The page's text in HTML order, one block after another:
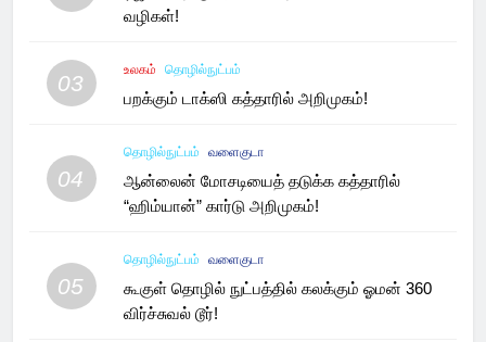
வழிகள்!
03
உலகம் தொழில்நுட்பம்
பறக்கும் டாக்ஸி கத்தாரில் அறிமுகம்!
04
தொழில்நுட்பம் வளைகுடா
ஆன்லைன் மோசடியைத் தடுக்க கத்தாரில்
“ஹிம்யான்” கார்டு அறிமுகம்!
05
தொழில்நுட்பம் வளைகுடா
கூகுள் தொழில் நுட்பத்தில் கலக்கும் ஓமன் 360
விர்ச்சுவல் டூர்!